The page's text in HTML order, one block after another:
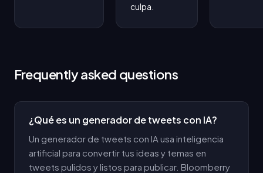
culpa.
Frequently asked questions
¿Qué es un generador de tweets con IA?
Un generador de tweets con IA usa inteligencia
artificial para convertir tus ideas y temas en
tweets pulidos y listos para publicar. Bloomberry